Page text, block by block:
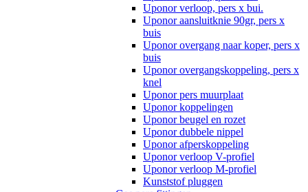
Uponor verloop, pers x bui.
Uponor aansluitknie 90gr, pers x
buis
Uponor overgang naar koper, pers x
buis
Uponor overgangskoppeling, pers x
knel
Uponor pers muurplaat
Uponor koppelingen
Uponor beugel en rozet
Uponor dubbele nippel
Uponor afperskoppeling
Uponor verloop V-profiel
Uponor verloop M-profiel
Kunststof pluggen